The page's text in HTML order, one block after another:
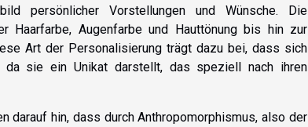
persönlicher Vorstellungen und Wünsche. Die
Haarfarbe, Augenfarbe und Hauttönung bis hin zur
Art der Personalisierung trägt dazu bei, dass sich
da sie ein Unikat darstellt, das speziell nach ihren
darauf hin, dass durch Anthropomorphismus, also der